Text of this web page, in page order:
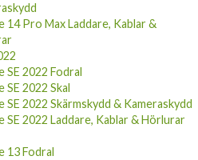
14 Pro Max Laddare, Kablar &
SE 2022 Fodral
SE 2022 Skal
SE 2022 Skärmskydd & Kameraskydd
SE 2022 Laddare, Kablar & Hörlurar
13 Fodral